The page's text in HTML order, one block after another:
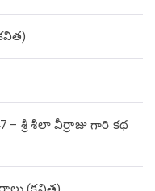
– శ్రీ శీలా వీర్రాజు గారి కథ